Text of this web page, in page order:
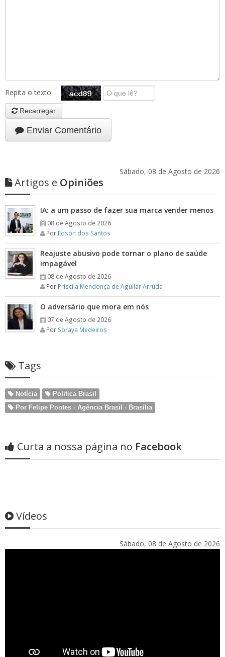
Repita o texto:
Recarregar
Enviar Comentário
Sábado, 08 de Agosto de 2026
Artigos e Opiniões
IA: a um passo de fazer sua marca vender menos
08 de Agosto de 2026
Por Edson dos Santos
Reajuste abusivo pode tornar o plano de saúde
impagável
08 de Agosto de 2026
Por Priscila Mendonça de Aguilar Arruda
O adversário que mora em nós
07 de Agosto de 2026
Por Soraya Medeiros
Tags
Notícia
Politica Brasil
Por Felipe Pontes - Agência Brasil - Brasília
Curta a nossa página no Facebook
Vídeos
Sábado, 08 de Agosto de 2026